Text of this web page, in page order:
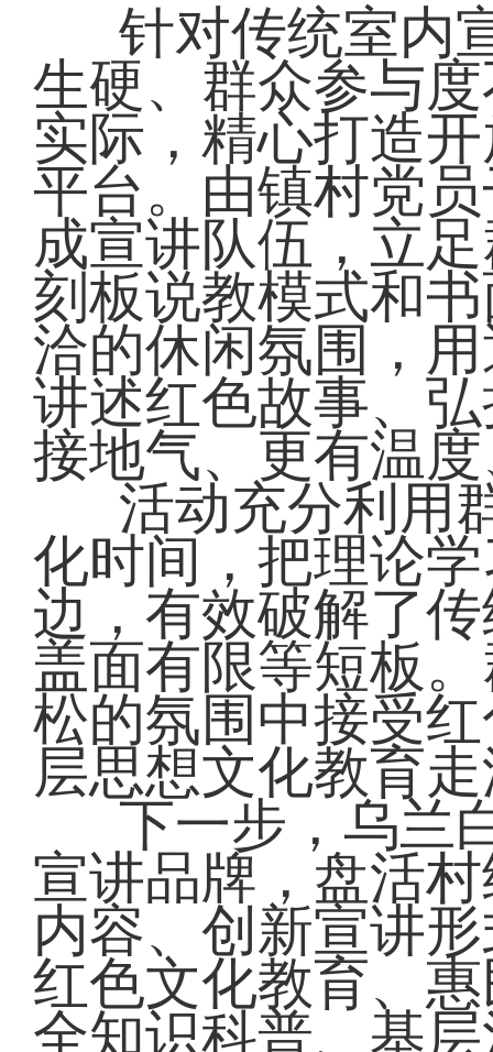
针对传统室内
生硬、群众参与
实际，精心打造
平台。由镇村党
成宣讲队伍，立
刻板说教模式和
洽的休闲氛围，
讲述红色故事、
接地气、更有温
活动充分利用
化时间，把理论
边，有效破解了
盖面有限等短板
松的氛围中接受
层思想文化教育
下一步，乌兰
宣讲品牌，盘活
内容、创新宣讲
红色文化教育、
全知识科普、基